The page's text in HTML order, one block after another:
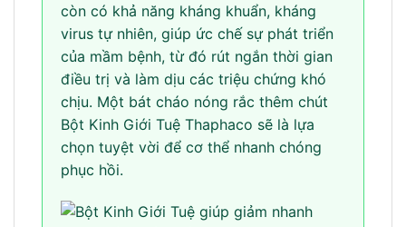
còn có khả năng kháng khuẩn, kháng
virus tự nhiên, giúp ức chế sự phát triển
của mầm bệnh, từ đó rút ngắn thời gian
điều trị và làm dịu các triệu chứng khó
chịu. Một bát cháo nóng rắc thêm chút
Bột Kinh Giới Tuệ Thaphaco sẽ là lựa
chọn tuyệt vời để cơ thể nhanh chóng
phục hồi.